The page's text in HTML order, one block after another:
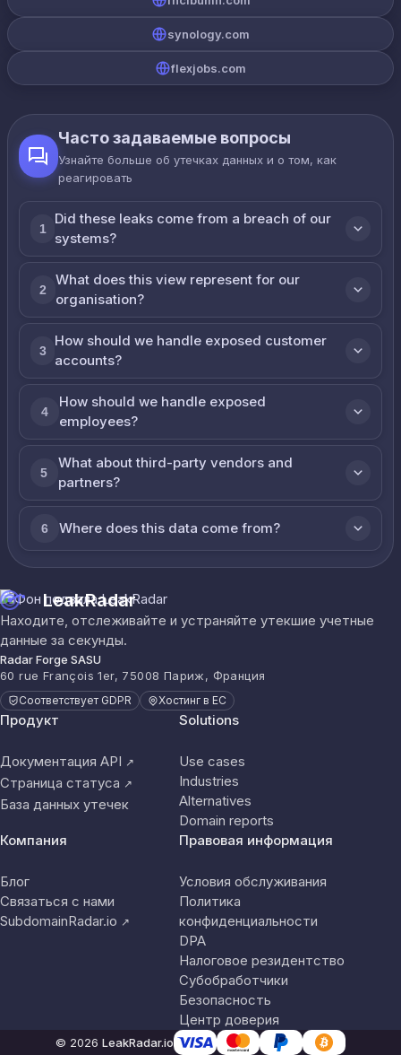
synology.com
flexjobs.com
Часто задаваемые вопросы
Узнайте больше об утечках данных и о том, как
реагировать
1
Did these leaks come from a breach of our
systems?
2
What does this view represent for our
organisation?
3
How should we handle exposed customer
accounts?
4
How should we handle exposed
employees?
5
What about third-party vendors and
partners?
6 Where does this data come from?
LeakRadar
Находите, отслеживайте и устраняйте утекшие учетные
данные за секунды.
Radar Forge SASU
60 rue François 1er, 75008 Париж, Франция
Соответствует GDPR Хостинг в ЕС
Продукт
Документация API ↗
Страница статуса ↗
База данных утечек
Solutions
Use cases
Industries
Alternatives
Domain reports
Компания
Блог
Связаться с нами
SubdomainRadar.io ↗
Правовая информация
Условия обслуживания
Политика
конфиденциальности
DPA
Налоговое резидентство
Субобработчики
Безопасность
Центр доверия
© 2026 LeakRadar.io